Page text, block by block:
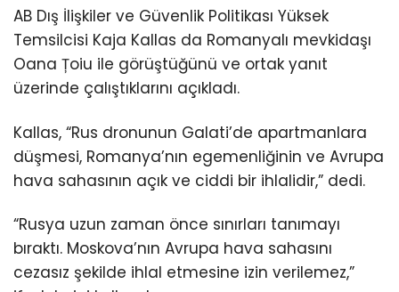
AB Dış İlişkiler ve Güvenlik Politikası Yüksek
Temsilcisi Kaja Kallas da Romanyalı mevkidaşı
Oana Țoiu ile görüştüğünü ve ortak yanıt
üzerinde çalıştıklarını açıkladı.
Kallas, “Rus dronunun Galati’de apartmanlara
düşmesi, Romanya’nın egemenliğinin ve Avrupa
hava sahasının açık ve ciddi bir ihlalidir,” dedi.
“Rusya uzun zaman önce sınırları tanımayı
bıraktı. Moskova’nın Avrupa hava sahasını
cezasız şekilde ihlal etmesine izin verilemez,”